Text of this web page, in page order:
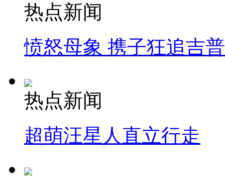
热点新闻
愤怒母象 携子狂追吉
热点新闻
超萌汪星人直立行走